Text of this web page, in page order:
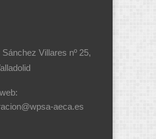
Villares nº 25,
aeca.es